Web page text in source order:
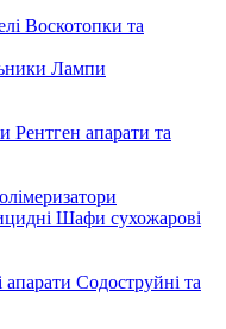
Воскотопки та
Лампи
Рентген апарати та
Шафи сухожарові
Содоструйні та